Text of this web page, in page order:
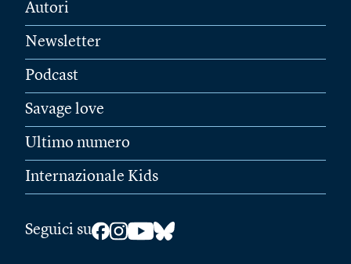
Autori
Newsletter
Podcast
Savage love
Ultimo numero
Internazionale Kids
Seguici su